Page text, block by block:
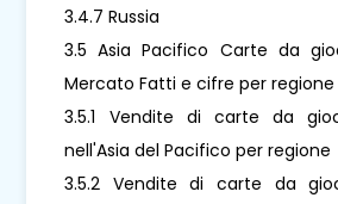
3.4.7 Russia
3.5 Asia Pacifico Carte da
Mercato Fatti e cifre per regione
3.5.1 Vendite di carte da
nell'Asia del Pacifico per regione
3.5.2 Vendite di carte da